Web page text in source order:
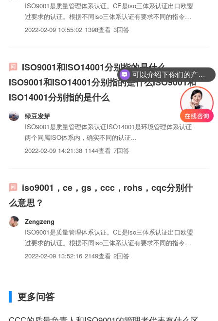
ISO9001是质量管理体系认证。CE是iso三体系认证出口欧盟
过要求的认证。根据不同iso三体系认证有要求不同的指令。
GS认证以德国iso三体系认证安全法(GPGS)为依据，按照欧
2022-02-09 10:55:02 1398查看 3回答
ISO9001和ISO14001分别指的是什么
ISO9001和ISO14001分别指的是什么ISO9001和
ISO14001分别指的是什么
绿豆发芽
ISO9001是质量管理体系认证ISO14001是环境管理体系认证
两个同属ISO体系内，确实不同的认证...
2022-02-09 14:21:38 1144查看 7回答
iso9001，ce，gs，ccc，rohs，cqc分别什
么意思？
Zengzeng
ISO9001是质量管理体系认证。CE是iso三体系认证出口欧盟
过要求的认证。根据不同iso三体系认证有要求不同的指令。
GS认证以德国iso三体系认证安全法(GPGS)为依据，按照欧
2022-02-09 13:52:16 2149查看 2回答
更多问答
可以介绍下你们的产品么？